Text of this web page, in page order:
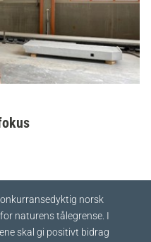
norsk
naturens tålegrense. I
skal gi positivt bidrag